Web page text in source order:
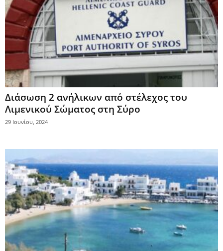
Διάσωση 2 ανήλικων από στέλεχος του
Λιμενικού Σώματος στη Σύρο
29 Ιουνίου, 2024